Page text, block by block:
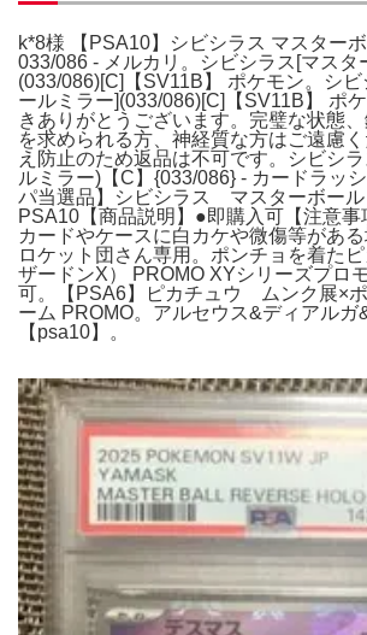
k*8様 【PSA10】シビシラス マスター
033/086 - メルカリ。シビシラス[マスタ
(033/086)[C]【SV11B】 ポケモン。シ
ールミラー](033/086)[C]【SV11B】 ポ
きありがとうございます。完璧な状態
を求められる方、神経質な方はご遠慮
え防止のため返品は不可です。シビシ
ルミラー)【C】{033/086} - カードラッ
パ当選品】シビシラス マスターボール
PSA10【商品説明】●即購入可【注意
カードやケースに白カケや微傷等がある
ロケット団さん専用。ポンチョを着た
ザードンX） PROMO XYシリーズプロ
可。【PSA6】ピカチュウ ムンク展×
ーム PROMO。アルセウス&ディアルガ
【psa10】。